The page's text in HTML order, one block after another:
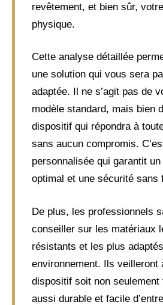
revêtement, et bien sûr,
physique.
Cette analyse détaillée
une solution qui vous sera
adaptée. Il ne s’agit pas de
modèle standard, mais bien
dispositif qui répondra à
sans aucun compromis.
personnalisée qui garantit
optimal et une sécurité sans
De plus, les professionnels
conseiller sur les matériaux
résistants et les plus
environnement. Ils veilleront
dispositif soit non seulement
aussi durable et facile